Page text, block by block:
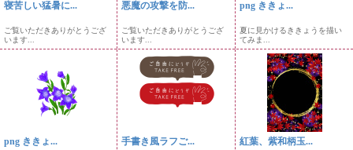
寝苦しい猛暑に...
ご覧いただきありがとうござ
います...
悪魔の攻撃を防...
ご覧いただきありがとうござ
います...
png ききょ...
夏に見かけるききょうを描い
てみま...
png ききょ... 手書き風ラフご... 紅葉、紫和柄玉...